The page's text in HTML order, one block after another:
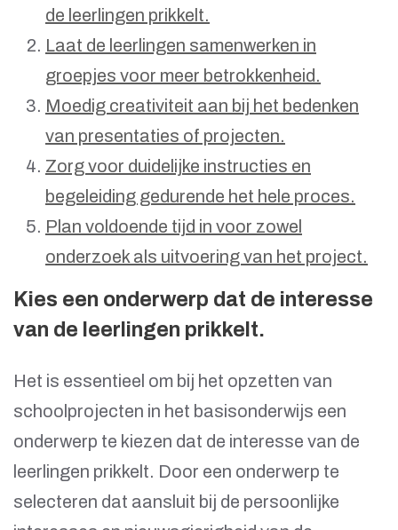
de leerlingen prikkelt.
Laat de leerlingen samenwerken in
groepjes voor meer betrokkenheid.
Moedig creativiteit aan bij het bedenken
van presentaties of projecten.
Zorg voor duidelijke instructies en
begeleiding gedurende het hele proces.
Plan voldoende tijd in voor zowel
onderzoek als uitvoering van het project.
Kies een onderwerp dat de interesse
van de leerlingen prikkelt.
Het is essentieel om bij het opzetten van
schoolprojecten in het basisonderwijs een
onderwerp te kiezen dat de interesse van de
leerlingen prikkelt. Door een onderwerp te
selecteren dat aansluit bij de persoonlijke